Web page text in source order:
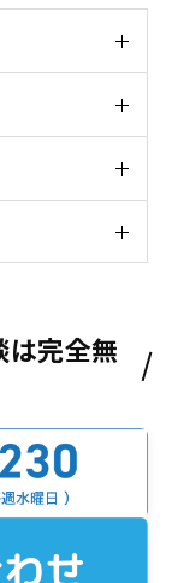
は完全無